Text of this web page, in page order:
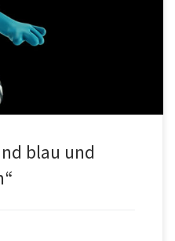
Pressemitteilung der
dem Presseportal hervor,
blau und